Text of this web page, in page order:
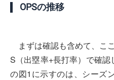
OPSの推移
まずは確認も含めて、こ
S（出塁率+長打率）で確
の図1に示すのは、シーズ